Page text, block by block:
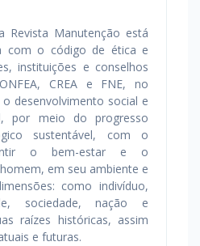
Revista Manutenção está
com o código de ética e
instituições e conselhos
CREA e FNE, no
desenvolvimento social e
por meio do progresso
sustentável, com o
o bem-estar e o
em seu ambiente e
como indivíduo,
sociedade, nação e
raízes históricas, assim
e futuras.